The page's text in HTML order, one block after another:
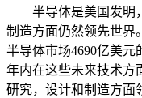
半导体是美国发明，
制造方面仍然领先世界
半导体市场4690亿美
年内在这些未来技术方
研究，设计和制造方面